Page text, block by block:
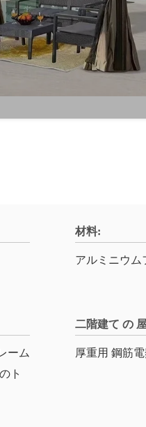
材料:
アルミニウム
ーム
ト
二階建て の
厚重用 鋼筋